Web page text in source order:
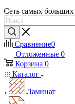
Сеть самых
Сравнение0
Отложенные 0
Корзина 0
Каталог
Ламинат